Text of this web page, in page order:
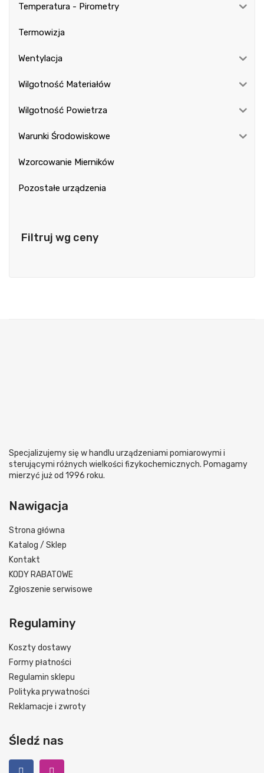
Temperatura - Pirometry
Termowizja
Wentylacja
Wilgotność Materiałów
Wilgotność Powietrza
Warunki Środowiskowe
Wzorcowanie Mierników
Pozostałe urządzenia
Filtruj wg ceny
Specjalizujemy się w handlu urządzeniami pomiarowymi i
sterującymi różnych wielkości fizykochemicznych. Pomagamy
mierzyć już od 1996 roku.
Nawigacja
Strona główna
Katalog / Sklep
Kontakt
KODY RABATOWE
Zgłoszenie serwisowe
Regulaminy
Koszty dostawy
Formy płatności
Regulamin sklepu
Polityka prywatności
Reklamacje i zwroty
Śledź nas